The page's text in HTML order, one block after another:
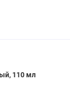
110 мл